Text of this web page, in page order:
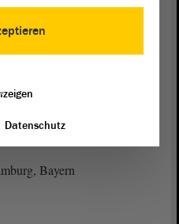
bergeweise Einsprüche
Anwendung
Bayern
Datenschutz